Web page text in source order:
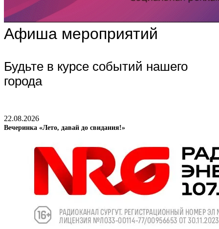
Афиша мероприятий
Будьте в курсе событий нашего
города
22.08.2026
Вечеринка «Лето, давай до свидания!»